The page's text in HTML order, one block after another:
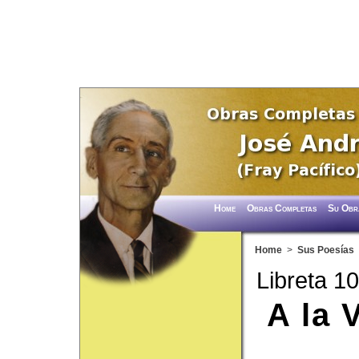
Home Obras Completas Su
Home > Sus Poesías
Libreta
A la